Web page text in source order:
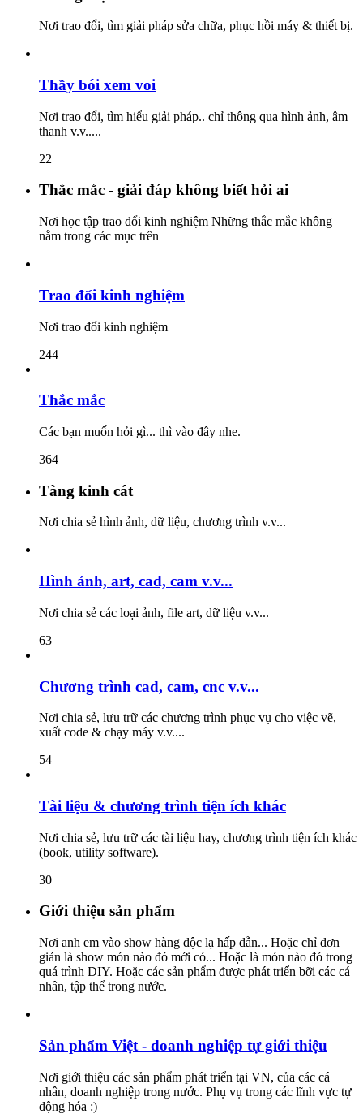
Nơi trao đổi, tìm giải pháp sửa chữa, phục hồi máy & thiết bị.
Thầy bói xem voi
Nơi trao đổi, tìm hiểu giải pháp.. chỉ thông qua hình ảnh, âm
thanh v.v.....
22
Thắc mắc - giải đáp không biết hỏi ai
Nơi học tập trao đổi kinh nghiệm Những thắc mắc không
nằm trong các mục trên
Trao đổi kinh nghiệm
Nơi trao đổi kinh nghiệm
244
Thắc mắc
Các bạn muốn hỏi gì... thì vào đây nhe.
364
Tàng kinh cát
Nơi chia sẻ hình ảnh, dữ liệu, chương trình v.v...
Hình ảnh, art, cad, cam v.v...
Nơi chia sẻ các loại ảnh, file art, dữ liệu v.v...
63
Chương trình cad, cam, cnc v.v...
Nơi chia sẻ, lưu trữ các chương trình phục vụ cho việc vẽ,
xuất code & chạy máy v.v....
54
Tài liệu & chương trình tiện ích khác
Nơi chia sẻ, lưu trữ các tài liệu hay, chương trình tiện ích khác
(book, utility software).
30
Giới thiệu sản phẩm
Nơi anh em vào show hàng độc lạ hấp dẫn... Hoặc chỉ đơn
giản là show món nào đó mới có... Hoặc là món nào đó trong
quá trình DIY. Hoặc các sản phẩm được phát triển bỡi các cá
nhân, tập thể trong nước.
Sản phẩm Việt - doanh nghiệp tự giới thiệu
Nơi giới thiệu các sản phẩm phát triển tại VN, của các cá
nhân, doanh nghiệp trong nước. Phụ vụ trong các lĩnh vực tự
động hóa :)